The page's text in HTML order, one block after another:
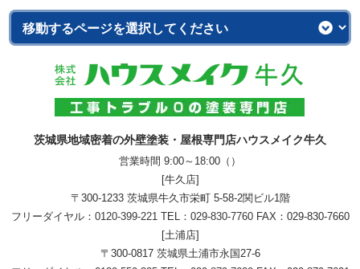
茨城県地域密着の外壁塗装・屋根専門店ハウスメイク牛久
営業時間 9:00～18:00（）
[牛久店]
〒300-1233 茨城県牛久市栄町 5-58-2関ビル1階
フリーダイヤル： 0120-399-221TEL： 029-830-7760FAX：029-830-7660
[土浦店]
〒300-0817 茨城県土浦市永国27-6